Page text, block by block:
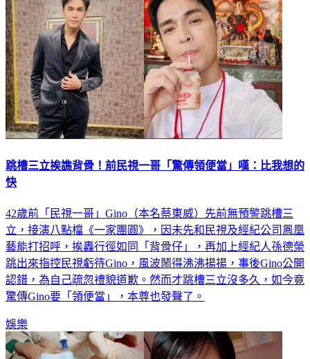
跳槽三立挨譙背骨！前民視一哥「驚傳領便當」嘆：比我想的
快
42歲前「民視一哥」Gino（本名蔡東威）先前無預警跳槽三
立，接演八點檔《一家團圓》，因未先和民視及經紀公司鳳凰
藝能打招呼，挨轟行徑如同「背骨仔」，再加上經紀人孫德榮
跳出來指控民視虧待Gino，風波鬧得沸沸揚揚，事後Gino公開
認錯，為自己疏忽禮貌道歉。然而才跳槽三立沒多久，如今竟
驚傳Gino要「領便當」，本尊也發聲了。
娛樂